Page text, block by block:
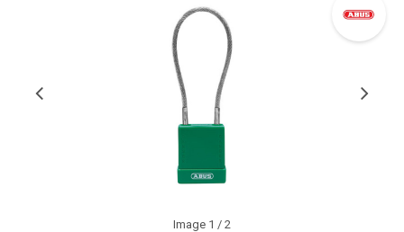
Image 1 / 2